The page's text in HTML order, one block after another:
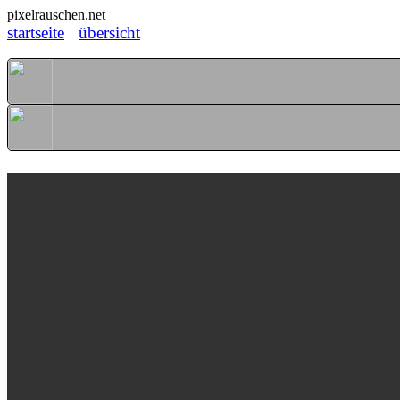
pixelrauschen.net
startseite übersicht